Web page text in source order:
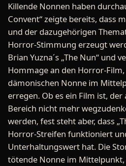
Killende Nonnen haben
Convent“ zeigte bereits, dass
und der dazugehörigen
Horror-Stimmung erzeugt
Brian Yuzna´s „The Nun“ und
Hommage an den Horror-
dämonischen Nonne im
erregen. Ob es ein Film ist,
Bereich nicht mehr
werden, fest steht aber, dass
Horror-Streifen funktioniert
Unterhaltungswert hat. Die
tötende Nonne im Mittelpunkt,